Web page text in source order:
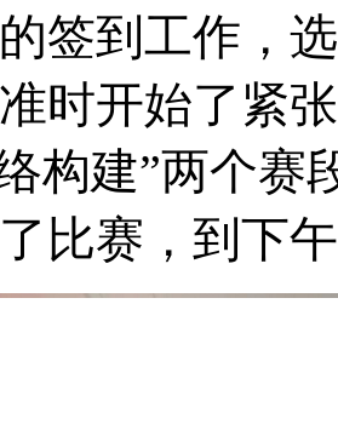
签到工作，
时开始了紧
构建”两个赛
比赛，到下午